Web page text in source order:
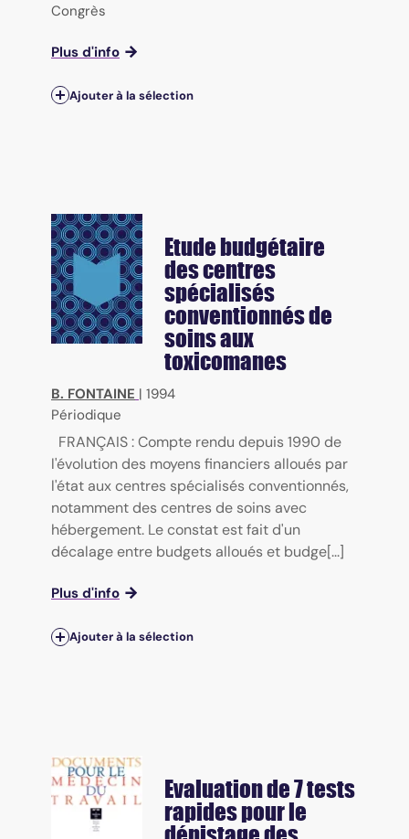
Congrès
Plus d'info
Ajouter à la sélection
Etude budgétaire
des centres
spécialisés
conventionnés de
soins aux
toxicomanes
B. FONTAINE | 1994
Périodique
FRANÇAIS : Compte rendu depuis 1990 de
l'évolution des moyens financiers alloués par
l'état aux centres spécialisés conventionnés,
notamment des centres de soins avec
hébergement. Le constat est fait d'un
décalage entre budgets alloués et budge[...]
Plus d'info
Ajouter à la sélection
Evaluation de 7 tests
rapides pour le